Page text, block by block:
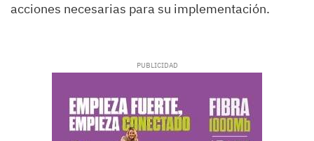
acciones necesarias para su implementación.